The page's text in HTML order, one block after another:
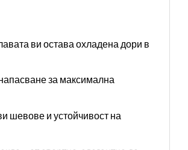
ви остава охладена дори в
за максимална
шевове и устойчивост на